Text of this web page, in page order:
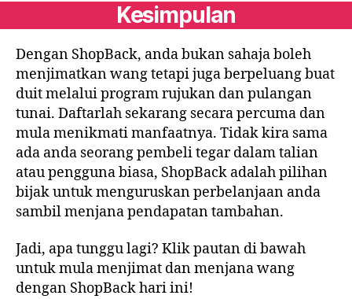
Kesimpulan
Dengan ShopBack, anda bukan sahaja boleh
menjimatkan wang tetapi juga berpeluang buat
duit melalui program rujukan dan pulangan
tunai. Daftarlah sekarang secara percuma dan
mula menikmati manfaatnya. Tidak kira sama
ada anda seorang pembeli tegar dalam talian
atau pengguna biasa, ShopBack adalah pilihan
bijak untuk menguruskan perbelanjaan anda
sambil menjana pendapatan tambahan.
Jadi, apa tunggu lagi? Klik pautan di bawah
untuk mula menjimat dan menjana wang
dengan ShopBack hari ini!